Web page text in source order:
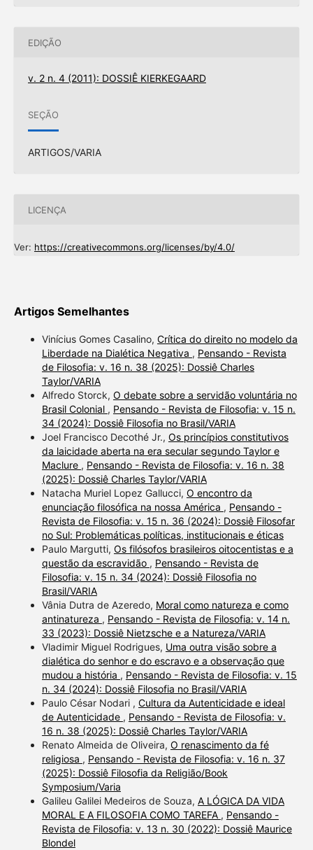
EDIÇÃO
v. 2 n. 4 (2011): DOSSIÊ KIERKEGAARD
SEÇÃO
ARTIGOS/VARIA
LICENÇA
Ver: https://creativecommons.org/licenses/by/4.0/
Artigos Semelhantes
Vinícius Gomes Casalino, Crítica do direito no modelo da
Liberdade na Dialética Negativa , Pensando - Revista
de Filosofia: v. 16 n. 38 (2025): Dossiê Charles
Taylor/VARIA
Alfredo Storck, O debate sobre a servidão voluntária no
Brasil Colonial , Pensando - Revista de Filosofia: v. 15 n.
34 (2024): Dossiê Filosofia no Brasil/VARIA
Joel Francisco Decothé Jr., Os princípios constitutivos
da laicidade aberta na era secular segundo Taylor e
Maclure , Pensando - Revista de Filosofia: v. 16 n. 38
(2025): Dossiê Charles Taylor/VARIA
Natacha Muriel Lopez Gallucci, O encontro da
enunciação filosófica na nossa América , Pensando -
Revista de Filosofia: v. 15 n. 36 (2024): Dossiê Filosofar
no Sul: Problemáticas políticas, institucionais e éticas
Paulo Margutti, Os filósofos brasileiros oitocentistas e a
questão da escravidão , Pensando - Revista de
Filosofia: v. 15 n. 34 (2024): Dossiê Filosofia no
Brasil/VARIA
Vânia Dutra de Azeredo, Moral como natureza e como
antinatureza , Pensando - Revista de Filosofia: v. 14 n.
33 (2023): Dossiê Nietzsche e a Natureza/VARIA
Vladimir Miguel Rodrigues, Uma outra visão sobre a
dialética do senhor e do escravo e a observação que
mudou a história , Pensando - Revista de Filosofia: v. 15
n. 34 (2024): Dossiê Filosofia no Brasil/VARIA
Paulo César Nodari , Cultura da Autenticidade e ideal
de Autenticidade , Pensando - Revista de Filosofia: v.
16 n. 38 (2025): Dossiê Charles Taylor/VARIA
Renato Almeida de Oliveira, O renascimento da fé
religiosa , Pensando - Revista de Filosofia: v. 16 n. 37
(2025): Dossiê Filosofia da Religião/Book
Symposium/Varia
Galileu Galilei Medeiros de Souza, A LÓGICA DA VIDA
MORAL E A FILOSOFIA COMO TAREFA , Pensando -
Revista de Filosofia: v. 13 n. 30 (2022): Dossiê Maurice
Blondel